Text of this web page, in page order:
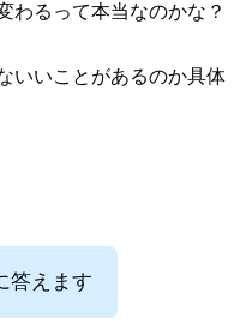
わるって本当なのかな？
いいことがあるのか具体
答えます